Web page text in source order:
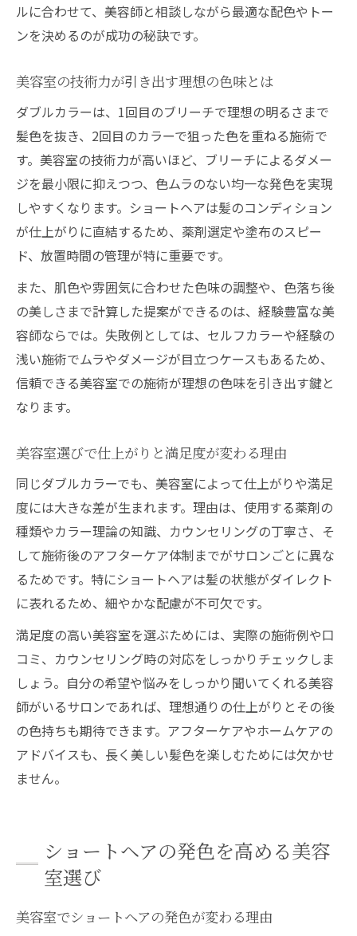
ルに合わせて、美容師と相談しながら最適な配色やトー
ンを決めるのが成功の秘訣です。
美容室の技術力が引き出す理想の色味とは
ダブルカラーは、1回目のブリーチで理想の明るさまで
髪色を抜き、2回目のカラーで狙った色を重ねる施術で
す。美容室の技術力が高いほど、ブリーチによるダメー
ジを最小限に抑えつつ、色ムラのない均一な発色を実現
しやすくなります。ショートヘアは髪のコンディション
が仕上がりに直結するため、薬剤選定や塗布のスピー
ド、放置時間の管理が特に重要です。
また、肌色や雰囲気に合わせた色味の調整や、色落ち後
の美しさまで計算した提案ができるのは、経験豊富な美
容師ならでは。失敗例としては、セルフカラーや経験の
浅い施術でムラやダメージが目立つケースもあるため、
信頼できる美容室での施術が理想の色味を引き出す鍵と
なります。
美容室選びで仕上がりと満足度が変わる理由
同じダブルカラーでも、美容室によって仕上がりや満足
度には大きな差が生まれます。理由は、使用する薬剤の
種類やカラー理論の知識、カウンセリングの丁寧さ、そ
して施術後のアフターケア体制までがサロンごとに異な
るためです。特にショートヘアは髪の状態がダイレクト
に表れるため、細やかな配慮が不可欠です。
満足度の高い美容室を選ぶためには、実際の施術例や口
コミ、カウンセリング時の対応をしっかりチェックしま
しょう。自分の希望や悩みをしっかり聞いてくれる美容
師がいるサロンであれば、理想通りの仕上がりとその後
の色持ちも期待できます。アフターケアやホームケアの
アドバイスも、長く美しい髪色を楽しむためには欠かせ
ません。
ショートヘアの発色を高める美容
室選び
美容室でショートヘアの発色が変わる理由